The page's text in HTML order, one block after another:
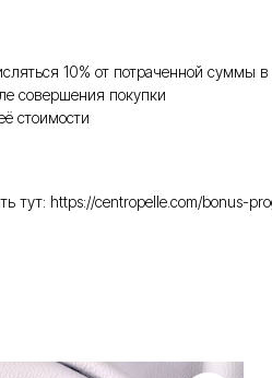
10% от потраченной суммы в
совершения покупки
стоимости
тут: https://centropelle.com/bonus-